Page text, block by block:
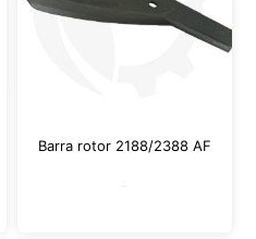
Barra rotor 2188/2388 AF